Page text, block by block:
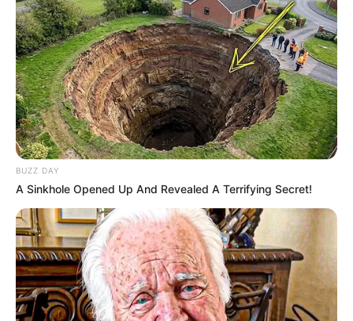
SERIES
Sinopsis Penguin Town, Ketika
BUZZ DAY
A Sinkhole Opened Up And Revealed A Terrifying Secret!